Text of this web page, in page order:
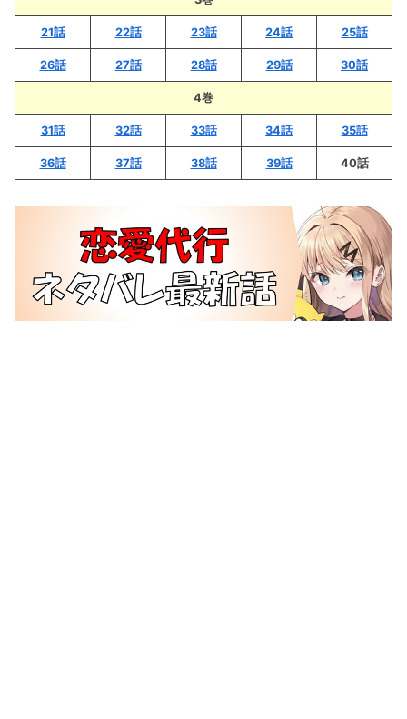
21話 22話 23話 24話 25話
26話 27話 28話 29話 30話
4巻
31話 32話 33話 34話 35話
36話 37話 38話 39話 40話